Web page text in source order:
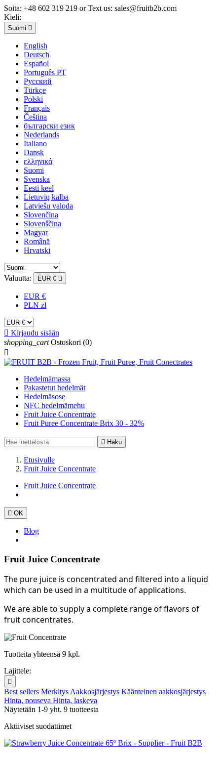
Soita: +48 602 319 219 or Text us: sales@fruitb2b.com
Kieli:
Suomi 
English
Deutsch
Español
Português PT
Русский
Türkçe
Polski
Français
Čeština
български език
Nederlands
Italiano
Dansk
ελληνικά
Suomi
Svenska
Eesti keel
Lietuvių kalba
Latviešu valoda
Slovenčina
Slovenščina
Magyar
Română
Hrvatski
Valuutta: EUR € 
EUR €
PLN zł
 Kirjaudu sisään
shopping_cart Ostoskori (0)

Hedelmämassa
Pakastetut hedelmät
Hedelmäsose
NFC hedelmämehu
Fruit Juice Concentrate
Fruit Puree Concentrate Brix 30 - 32%
 Haku
Etusivulle
Fruit Juice Concentrate
Fruit Juice Concentrate
 OK
Blog
Fruit Juice Concentrate
The pure juice is concentrated and filtered into a liquid
which can be used in a multitude of applications.
We are able to supply a complete range of flavors of
fruit concentrates.
Tuotteita yhteensä 9 kpl.
Lajittele:

Best sellers MerkitysAakkosjärjestys Käänteinen aakkosjärjestys
Hinta, nouseva Hinta, laskeva
Näytetään 1-9 yht. 9 tuotteesta
Aktiiviset suodattimet